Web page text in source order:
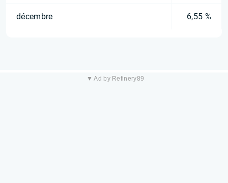
décembre 6,55 %
▼ Ad by Refinery89